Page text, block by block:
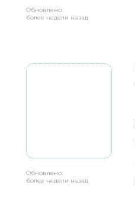
Обновлено:
более недели назад
Обновлено:
более недели назад